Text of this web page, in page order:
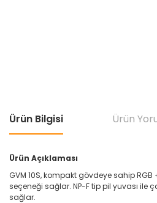
Ürün Bilgisi Ürün
Ürün Açıklaması
GVM 10S, kompakt gövdeye sahip RGB
seçeneği sağlar. NP-F tip pil yuvası ile
sağlar.